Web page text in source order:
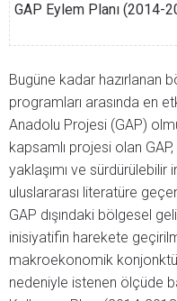
GAP Eylem Planı (2014-
Bugüne kadar hazırlanan
programları arasında en
Anadolu Projesi (GAP)
kapsamlı projesi olan
yaklaşımı ve
uluslararası literatüre
GAP dışındaki bölgesel
inisiyatifin harekete
makroekonomik
nedeniyle istenen ölçüde